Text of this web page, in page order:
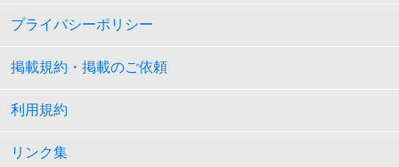
プライバシーポリシー
掲載規約・掲載のご依頼
利用規約
リンク集